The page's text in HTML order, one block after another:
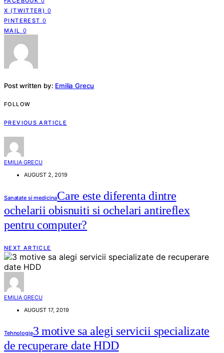
X (TWITTER) 0
PINTEREST 0
MAIL
0
Post written by: Emilia Grecu
FOLLOW
PREVIOUS ARTICLE
EMILIA GRECU
AUGUST 2, 2019
Sanatate si medicinaCare este diferenta dintre
ochelarii obisnuiti si ochelari antireflex
pentru computer?
NEXT ARTICLE
EMILIA GRECU
AUGUST 17, 2019
Tehnologie3 motive sa alegi servicii specializate
de recuperare date HDD